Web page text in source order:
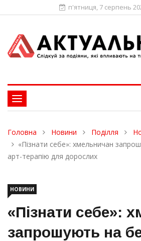
п'ятниця, 7 серпень
Toggle
navigation
Головна Новини Поділля
«Пізнати себе»: хмельничан
арт-терапію для дорослих
НОВИНИ
«Пізнати себе»:
запрошують на